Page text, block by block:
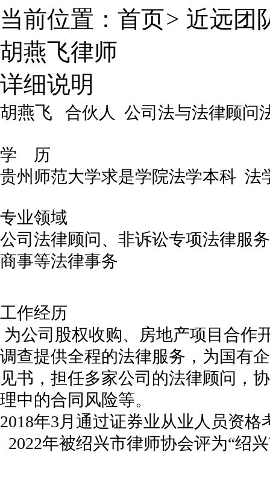
当前位置： 首页> 近远团
胡燕飞律师
详细说明
胡燕飞 合伙人 公司法与法律顾问
学 历
贵州师范大学求是学院法学本科 法
专业领域
公司法律顾问、非诉讼专项法律服
商事等法律事务
工作经历
为公司股权收购、房地产项目合作
调查提供全程的法律服务，为国有
见书，担任多家公司的法律顾问，
理中的合同风险等。
2018年3月通过证券业从业人员资格
2022年被绍兴市律师协会评为“绍